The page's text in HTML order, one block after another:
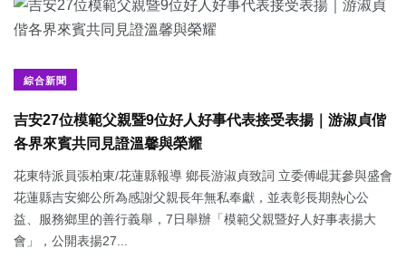
綜合新聞
吉安27位模範父親暨9位好人好事代表接受表揚｜游淑貞偕
各界來賓共同見證溫馨與榮耀
花東特派員張柏東/花蓮縣報導 鄉長游淑貞致詞 立委傅崐萁參與盛會
花蓮縣吉安鄉公所為感謝父親長年無私奉獻，並表彰長期熱心公
益、服務鄉里的善行義舉，7日舉辦「模範父親暨好人好事表揚大
會」，公開表揚27...